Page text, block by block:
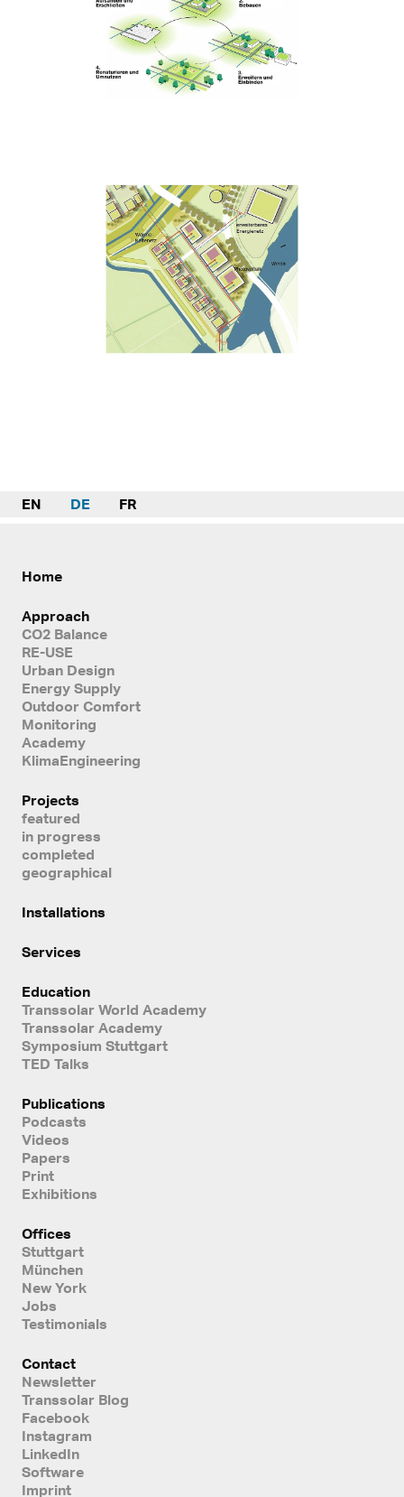
EN DE FR
Home
Approach
CO2 Balance
RE-USE
Urban Design
Energy Supply
Outdoor Comfort
Monitoring
Academy
KlimaEngineering
Projects
featured
in progress
completed
geographical
Installations
Services
Education
Transsolar World Academy
Transsolar Academy
Symposium Stuttgart
TED Talks
Publications
Podcasts
Videos
Papers
Print
Exhibitions
Offices
Stuttgart
München
New York
Jobs
Testimonials
Contact
Newsletter
Transsolar Blog
Facebook
Instagram
LinkedIn
Software
Imprint